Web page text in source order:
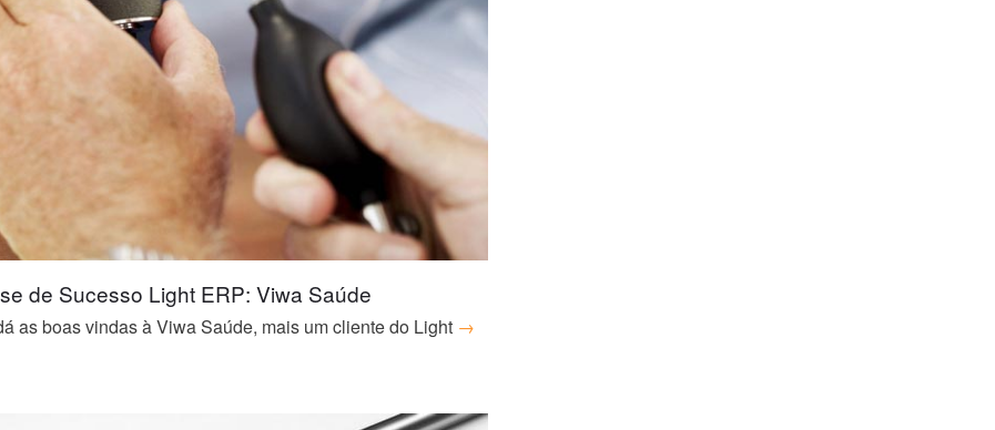
de Sucesso Light ERP: Viwa Saúde
as boas vindas à Viwa Saúde, mais um cliente do Light →